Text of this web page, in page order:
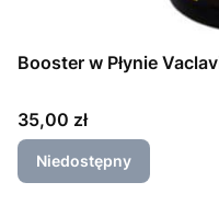
Booster w Płynie
Cena
35,00 zł
Niedostępny